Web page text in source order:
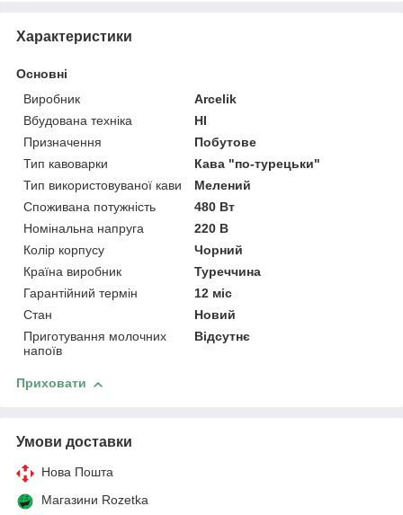
Характеристики
Основні
Виробник
Arcelik
Вбудована техніка
НІ
Призначення
Побутове
Тип кавоварки
Кава "по-турецьки"
Тип використовуваної кави
Мелений
Споживана потужність
480 Вт
Номінальна напруга
220 В
Колір корпусу
Чорний
Країна виробник
Туреччина
Гарантійний термін
12 міс
Стан
Новий
Приготування молочних
напоїв
Відсутнє
Приховати
Умови доставки
Нова Пошта
Магазини Rozetka